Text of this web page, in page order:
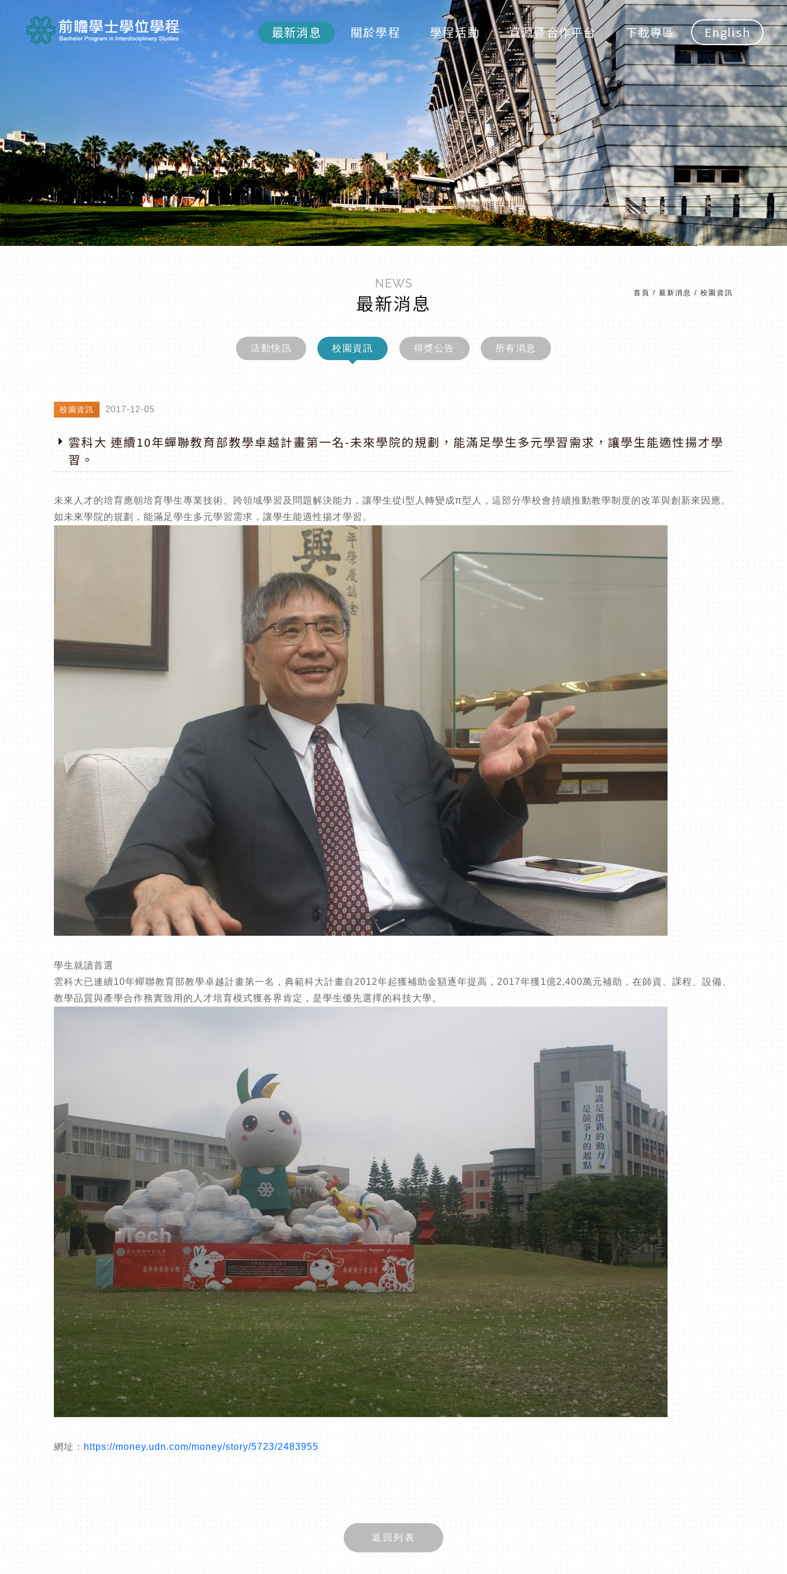
最新消息 關於學程 學程活動 資源暨合作平台 下載專區 English
NEWS
最新消息
活動快訊 校園資訊 得獎公告 所有消息
校園資訊 2017-12-05
雲科大 連續10年蟬聯教育部教學卓越計畫第一名-未來學院的規劃，能滿足學生多元學習需求，讓學生能適性揚才學
習。
未來人才的培育應朝培育學生專業技術、跨領域學習及問題解決能力，讓學生從i型人轉變成π型人，這部分學校會持續推動教學制度的改革與創新來因應。
如未來學院的規劃，能滿足學生多元學習需求，讓學生能適性揚才學習。
學生就讀首選
雲科大已連續10年蟬聯教育部教學卓越計畫第一名，典範科大計畫自2012年起獲補助金額逐年提高，2017年獲1億2,400萬元補助，在師資、課程、設備、
教學品質與產學合作務實致用的人才培育模式獲各界肯定，是學生優先選擇的科技大學。
網址： https://money.udn.com/money/story/5723/2483955
返回列表
首頁 / 最新消息 / 校園資訊